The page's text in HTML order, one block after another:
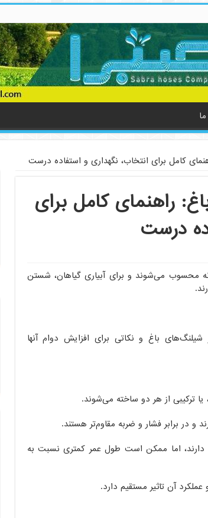
کامل برای انتخاب، نگهداری و استفاده درست
راهنمای کامل برای
درست
محسوب می‌شوند و برای آبیاری گیاهان، شستن
باغ و نکاتی برای افزایش دوام آنها
یا ترکیبی از هر دو ساخته می‌شوند.
و در برابر فشار و ضربه مقاوم‌تر هستند.
دارند، اما ممکن است طول عمر کمتری نسبت به
آن تاثیر مستقیم دارد.